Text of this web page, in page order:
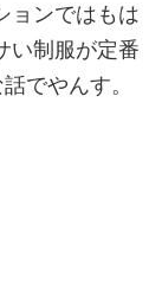
ョンではもは
い制服が定番
でやんす。